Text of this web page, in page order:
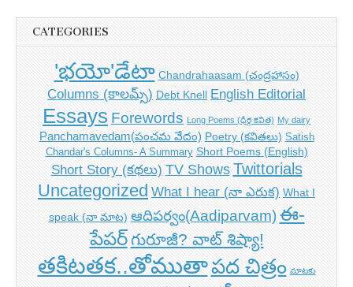
CATEGORIES
'భయో'డేటా Chandrahaasam (చంద్రహాసం)
Columns (కాలమ్స్) Debt Knell English Editorial
Essays Forewords Long Poems (ధీర్గ కవిత) My dairy
Panchamavedam(పంచమ వేదం) Poetry (కవితలు) Satish
Chandar's Columns- A Summary Short Poems (English)
Short Story (కథలు) TV Shows Twittorials
Uncategorized What I hear (నా ఎరుక) What I
speak (నా మాట) ఆదిపర్వం(Aadiparvam) ఈ-
పేపర్గురూజీ? వాట్ శిష్యా!
తకిటతక..తోముతాపద చిత్రం మాటకు